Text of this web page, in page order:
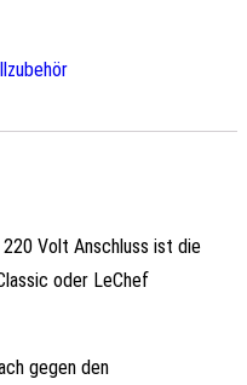
Volt Anschluss ist die
oder LeChef
gegen den